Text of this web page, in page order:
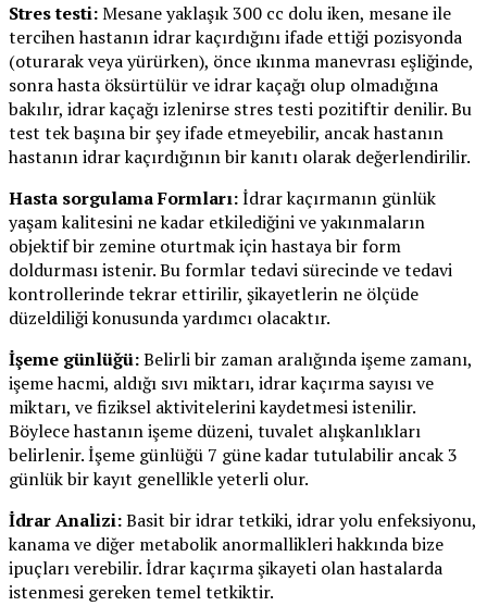
Stres testi:Mesane yaklaşık 300 cc dolu iken, mesane ile
tercihen hastanın idrar kaçırdığını ifade ettiği pozisyonda
(oturarak veya yürürken), önce ıkınma manevrası eşliğinde,
sonra hasta öksürtülür ve idrar kaçağı olup olmadığına
bakılır, idrar kaçağı izlenirse stres testi pozitiftir denilir. Bu
test tek başına bir şey ifade etmeyebilir, ancak hastanın
hastanın idrar kaçırdığının bir kanıtı olarak değerlendirilir.
Hasta sorgulama Formları:İdrar kaçırmanın günlük
yaşam kalitesini ne kadar etkilediğini ve yakınmaların
objektif bir zemine oturtmak için hastaya bir form
doldurması istenir. Bu formlar tedavi sürecinde ve tedavi
kontrollerinde tekrar ettirilir, şikayetlerin ne ölçüde
düzeldiliği konusunda yardımcı olacaktır.
İşeme günlüğü:Belirli bir zaman aralığında işeme zamanı,
işeme hacmi, aldığı sıvı miktarı, idrar kaçırma sayısı ve
miktarı, ve fiziksel aktivitelerini kaydetmesi istenilir.
Böylece hastanın işeme düzeni, tuvalet alışkanlıkları
belirlenir. İşeme günlüğü 7 güne kadar tutulabilir ancak 3
günlük bir kayıt genellikle yeterli olur.
İdrar Analizi:Basit bir idrar tetkiki, idrar yolu enfeksiyonu,
kanama ve diğer metabolik anormallikleri hakkında bize
ipuçları verebilir. İdrar kaçırma şikayeti olan hastalarda
istenmesi gereken temel tetkiktir.